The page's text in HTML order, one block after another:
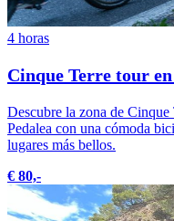
4 horas
Cinque Terre tour
Descubre la zona de
Pedalea con una cómoda
lugares más bellos.
€ 80,-